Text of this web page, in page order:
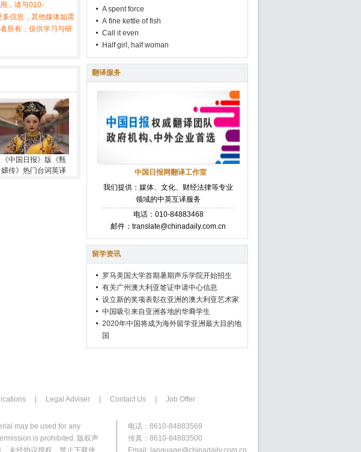
，请与010-
信息，其他媒体如需
所有，仅供学习与研
《中国日报》版《甄
嬛传》热门台词英译
A spent force
A fine kettle of fish
Call it even
Half girl, half woman
翻译服务
中国日报网翻译工作室
我们提供：媒体、文化、财经法律等专业
领域的中英互译服务
电话：010-84883468
邮件：translate@chinadaily.com.cn
留学资讯
罗马美国大学首期暑期声乐学院开始招生
有关广州澳大利亚签证申请中心信息
设立新的奖项表彰在亚洲的澳大利亚艺术家
中国吸引来自亚洲各地的华裔学生
2020年中国将成为海外留学亚洲最大目的地
国
Legal Adviser Contact Us Job Offer
may be used for any
is prohibited. 版权声
未经协议授权，禁止下载使
电话：8610-84883569
传真：8610-84883500
Email: language@chinadaily.com.cn